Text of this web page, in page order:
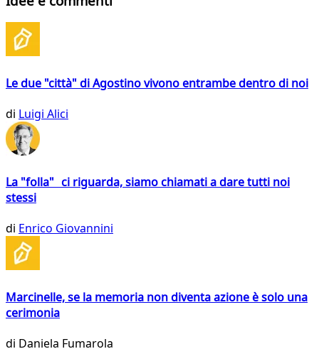
Le due "città" di Agostino vivono entrambe dentro di noi
di Luigi Alici
La "folla" ci riguarda, siamo chiamati a dare tutti noi
stessi
di Enrico Giovannini
Marcinelle, se la memoria non diventa azione è solo una
cerimonia
di Daniela Fumarola